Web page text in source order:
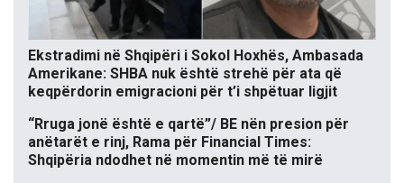
Ekstradimi në Shqipëri i Sokol Hoxhës, Ambasada
Amerikane: SHBA nuk është strehë për ata që
keqpërdorin emigracioni për t’i shpëtuar ligjit
“Rruga jonë është e qartë”/ BE nën presion për
anëtarët e rinj, Rama për Financial Times:
Shqipëria ndodhet në momentin më të mirë